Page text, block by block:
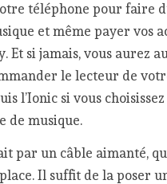
téléphone pour faire
et même payer vos
Et si jamais, vous aurez
le lecteur de
l’Ionic si vous choisissez
de musique.
par un câble aimanté,
Il suffit de la poser